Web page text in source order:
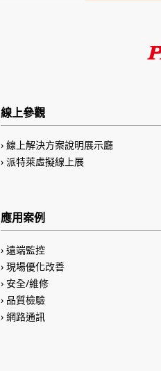
線上參觀
線上解決方案說明展示廳
派特萊虛擬線上展
應用案例
遠端監控
現場優化改善
安全/維修
品質檢驗
網路通訊